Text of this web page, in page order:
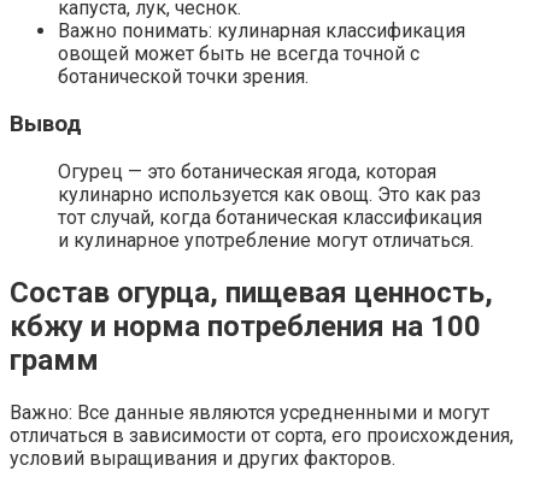
капуста, лук, чеснок.
Важно понимать: кулинарная классификация
овощей может быть не всегда точной с
ботанической точки зрения.
Вывод
Огурец — это ботаническая ягода, которая
кулинарно используется как овощ. Это как раз
тот случай, когда ботаническая классификация
и кулинарное употребление могут отличаться.
Состав огурца, пищевая ценность,
кбжу и норма потребления на 100
грамм
Важно: Все данные являются усредненными и могут
отличаться в зависимости от сорта, его происхождения,
условий выращивания и других факторов.